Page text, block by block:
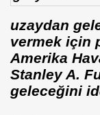
uzaydan
vermek için
Amerika
Stanley A.
geleceğini